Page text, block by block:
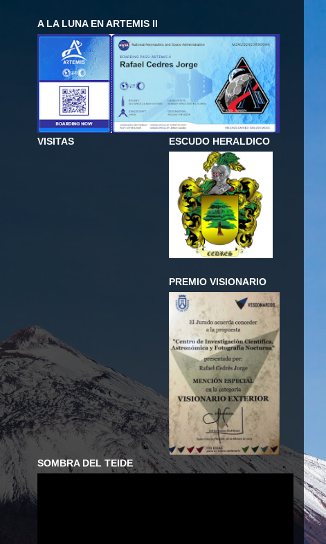
A LA LUNA EN ARTEMIS II
VISITAS ESCUDO HERALDICO
PREMIO VISIONARIO
SOMBRA DEL TEIDE